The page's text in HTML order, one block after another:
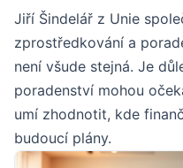
Jiří Šindelář z Unie
zprostředkování a
není všude stejná. Je
poradenství mohou
umí zhodnotit, kde
budoucí plány.